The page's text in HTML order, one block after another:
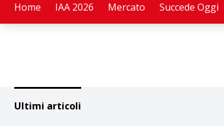
Home IAA 2026 Mercato Succede Oggi
Ultimi articoli